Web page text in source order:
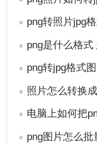
填充白色背
于原始图层
填充其他颜
4、导出为JPG ：
点击文件
● png转照片jpg格
● png是什么格式 怎么
● png转jpg格式图
● 照片怎么转换成
● 电脑上如何把png
● png图片怎么批量